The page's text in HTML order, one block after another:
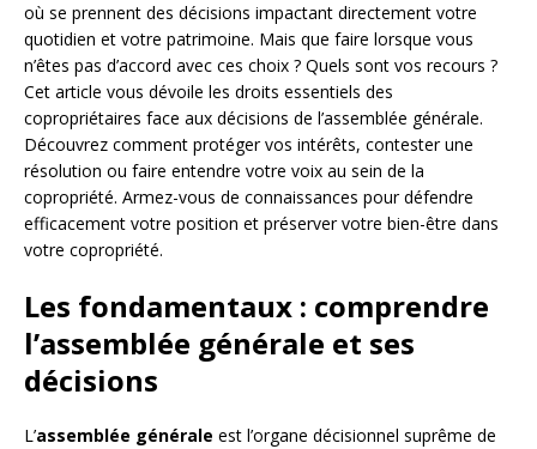
où se prennent des décisions impactant directement votre
quotidien et votre patrimoine. Mais que faire lorsque vous
n’êtes pas d’accord avec ces choix ? Quels sont vos recours ?
Cet article vous dévoile les droits essentiels des
copropriétaires face aux décisions de l’assemblée générale.
Découvrez comment protéger vos intérêts, contester une
résolution ou faire entendre votre voix au sein de la
copropriété. Armez-vous de connaissances pour défendre
efficacement votre position et préserver votre bien-être dans
votre copropriété.
Les fondamentaux : comprendre
l’assemblée générale et ses
décisions
L’assemblée générale est l’organe décisionnel suprême de